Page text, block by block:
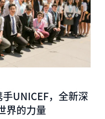
UNICEF，全新深
界的力量